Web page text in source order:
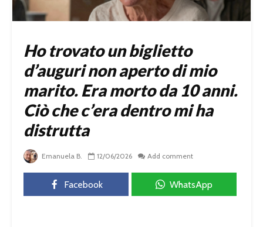
Ho trovato un biglietto
d’auguri non aperto di mio
marito. Era morto da 10 anni.
Ciò che c’era dentro mi ha
distrutta
Emanuela B. 12/06/2026 Add comment
Facebook WhatsApp